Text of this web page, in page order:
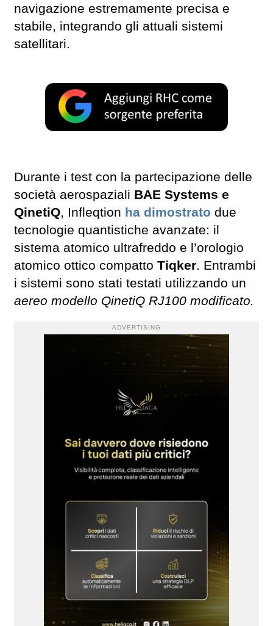
navigazione estremamente precisa e
stabile, integrando gli attuali sistemi
satellitari.
Durante i test con la partecipazione delle
società aerospaziali BAE Systems e
QinetiQ, Infleqtion ha dimostrato due
tecnologie quantistiche avanzate: il
sistema atomico ultrafreddo e l’orologio
atomico ottico compatto Tiqker. Entrambi
i sistemi sono stati testati utilizzando un
aereo modello QinetiQ RJ100 modificato.
ADVERTISING